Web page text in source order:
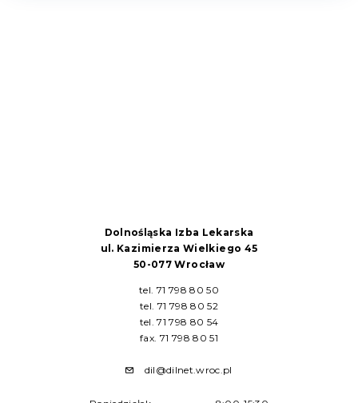
Dolnośląska Izba Lekarska
ul. Kazimierza Wielkiego 45
50-077 Wrocław
tel. 71 798 80 50
tel. 71 798 80 52
tel. 71 798 80 54
fax. 71 798 80 51
dil@dilnet.wroc.pl